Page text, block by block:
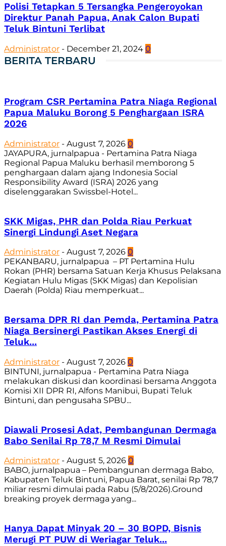
Polisi Tetapkan 5 Tersangka Pengeroyokan
Direktur Panah Papua, Anak Calon Bupati
Teluk Bintuni Terlibat
Administrator - December 21, 2024 0
BERITA TERBARU
Program CSR Pertamina Patra Niaga Regional
Papua Maluku Borong 5 Penghargaan ISRA
2026
Administrator - August 7, 2026 0
JAYAPURA, jurnalpapua - Pertamina Patra Niaga
Regional Papua Maluku berhasil memborong 5
penghargaan dalam ajang Indonesia Social
Responsibility Award (ISRA) 2026 yang
diselenggarakan Swissbel-Hotel...
SKK Migas, PHR dan Polda Riau Perkuat
Sinergi Lindungi Aset Negara
Administrator - August 7, 2026 0
PEKANBARU, jurnalpapua – PT Pertamina Hulu
Rokan (PHR) bersama Satuan Kerja Khusus Pelaksana
Kegiatan Hulu Migas (SKK Migas) dan Kepolisian
Daerah (Polda) Riau memperkuat...
Bersama DPR RI dan Pemda, Pertamina Patra
Niaga Bersinergi Pastikan Akses Energi di
Teluk...
Administrator - August 7, 2026 0
BINTUNI, jurnalpapua - Pertamina Patra Niaga
melakukan diskusi dan koordinasi bersama Anggota
Komisi XII DPR RI, Alfons Manibui, Bupati Teluk
Bintuni, dan pengusaha SPBU...
Diawali Prosesi Adat, Pembangunan Dermaga
Babo Senilai Rp 78,7 M Resmi Dimulai
Administrator - August 5, 2026 0
BABO, jurnalpapua – Pembangunan dermaga Babo,
Kabupaten Teluk Bintuni, Papua Barat, senilai Rp 78,7
miliar resmi dimulai pada Rabu (5/8/2026).Ground
breaking proyek dermaga yang...
Hanya Dapat Minyak 20 – 30 BOPD, Bisnis
Merugi PT PUW di Weriagar Teluk...